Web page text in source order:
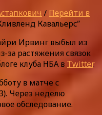
/ Перейти в
Кавальерс”
Ирвинг выбыл из
растяжения связок
клуба НБА в Twitter.
в матче с
Через неделю
обследование.